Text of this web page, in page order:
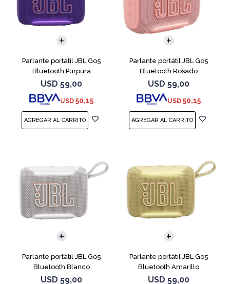
Parlante portátil JBL Go5
Bluetooth Purpura
USD 59,00
USD 50,15
Parlante portátil JBL Go5
Bluetooth Rosado
USD 59,00
USD 50,15
Parlante portátil JBL Go5
Bluetooth Blanco
USD 59,00
Parlante portátil JBL Go5
Bluetooth Amarillo
USD 59,00